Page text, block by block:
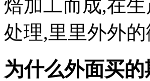
焙加工而成,在
处理,里里外外
为什么外面买